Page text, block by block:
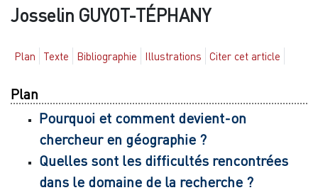
Josselin GUYOT-TÉPHANY
Plan Texte Bibliographie Illustrations Citer cet article
Plan
Pourquoi et comment devient-on
chercheur en géographie ?
Quelles sont les difficultés rencontrées
dans le domaine de la recherche ?